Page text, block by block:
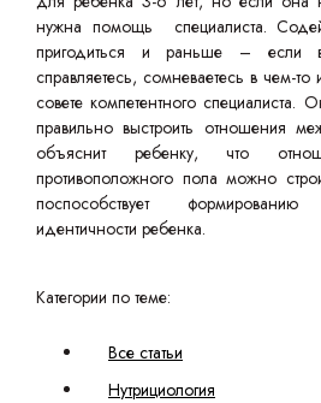
нужна помощь специалиста.
пригодиться и раньше – если
справляетесь, сомневаетесь в чем-
совете компетентного
правильно выстроить отношения
объяснит ребенку, что
противоположного пола можно
поспособствует
идентичности ребенка.
Категории по теме:
Все статьи
Нутрициология